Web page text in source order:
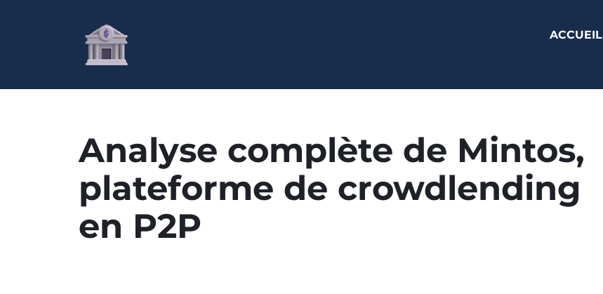
ACCUEIL
Analyse complète de Mintos,
plateforme de crowdlending
en P2P